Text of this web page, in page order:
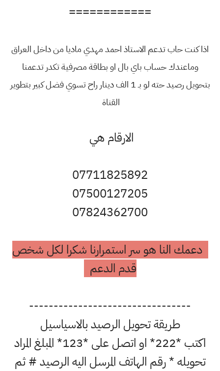
============
اذا كنت حاب تدعم الاستاذ احمد مهدي ماديا من داخل العراق
وماعندك حساب باي بال او بطاقة مصرفية تكدر تدعمنا
بتحويل رصيد حته لو بـ 1 الف دينار راح تسوي فضل كبير بتطوير
القناة
الارقام هي
07711825892
07500127205
07824362700
دعمك النا هو سر استمرارنا شكرا لكل شخص
قدم الدعم
---------------------------------
طريقة تحويل الرصيد بالاسياسيل
اكتب *222* او اتصل على *123* المبلغ المراد
تحويله * رقم الهاتف المرسل اليه الرصيد # ثم